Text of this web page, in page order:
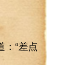
“差点